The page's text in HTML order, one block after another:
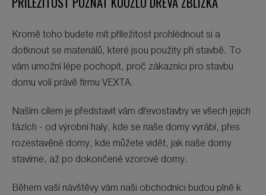
Kromě toho budete mít příležitost prohlédnout si a
dotknout se materiálů, které jsou použity při stavbě. To
vám umožní lépe pochopit, proč zákazníci pro stavbu
domu volí právě firmu VEXTA.
Naším cílem je představit vám dřevostavby ve všech jejich
fázích - od výrobní haly, kde se naše domy vyrábí, přes
rozestavěné domy, kde můžete vidět, jak naše domy
stavíme, až po dokončené vzorové domy.
Během vaší návštěvy vám naši obchodníci budou plně k